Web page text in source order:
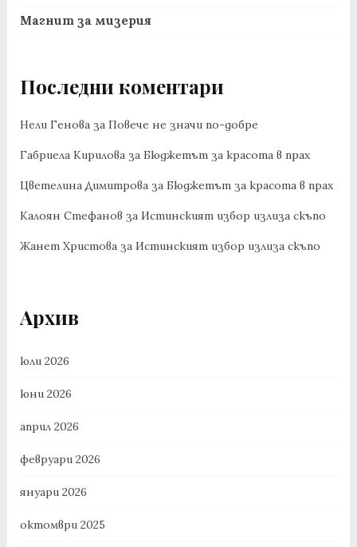
Магнит за мизерия
Последни коментари
Нели Генова за Повече не значи по-добре
Габриела Кирилова за Бюджетът за красота в прах
Цветелина Димитрова за Бюджетът за красота в прах
Калоян Стефанов за Истинският избор излиза скъпо
Жанет Христова за Истинският избор излиза скъпо
Архив
юли 2026
юни 2026
април 2026
февруари 2026
януари 2026
октомври 2025